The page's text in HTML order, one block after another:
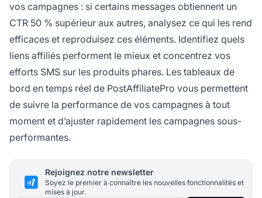
vos campagnes : si certains messages obtiennent un
CTR 50 % supérieur aux autres, analysez ce qui les rend
efficaces et reproduisez ces éléments. Identifiez quels
liens affiliés performent le mieux et concentrez vos
efforts SMS sur les produits phares. Les tableaux de
bord en temps réel de PostAffiliatePro vous permettent
de suivre la performance de vos campagnes à tout
moment et d’ajuster rapidement les campagnes sous-
performantes.
Rejoignez notre newsletter
Soyez le premier à connaître les nouvelles fonctionnalités et
mises à jour.